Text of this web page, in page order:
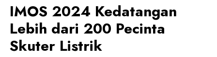
IMOS 2024 Kedatangan
Lebih dari 200 Pecinta
Skuter Listrik